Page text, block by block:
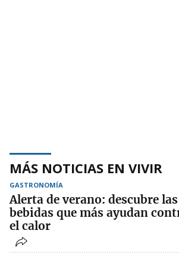
MÁS NOTICIAS EN VIVIR
GASTRONOMÍA
Alerta de verano: descubre las
bebidas que más ayudan
el calor